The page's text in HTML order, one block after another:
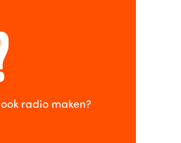
radio maken?